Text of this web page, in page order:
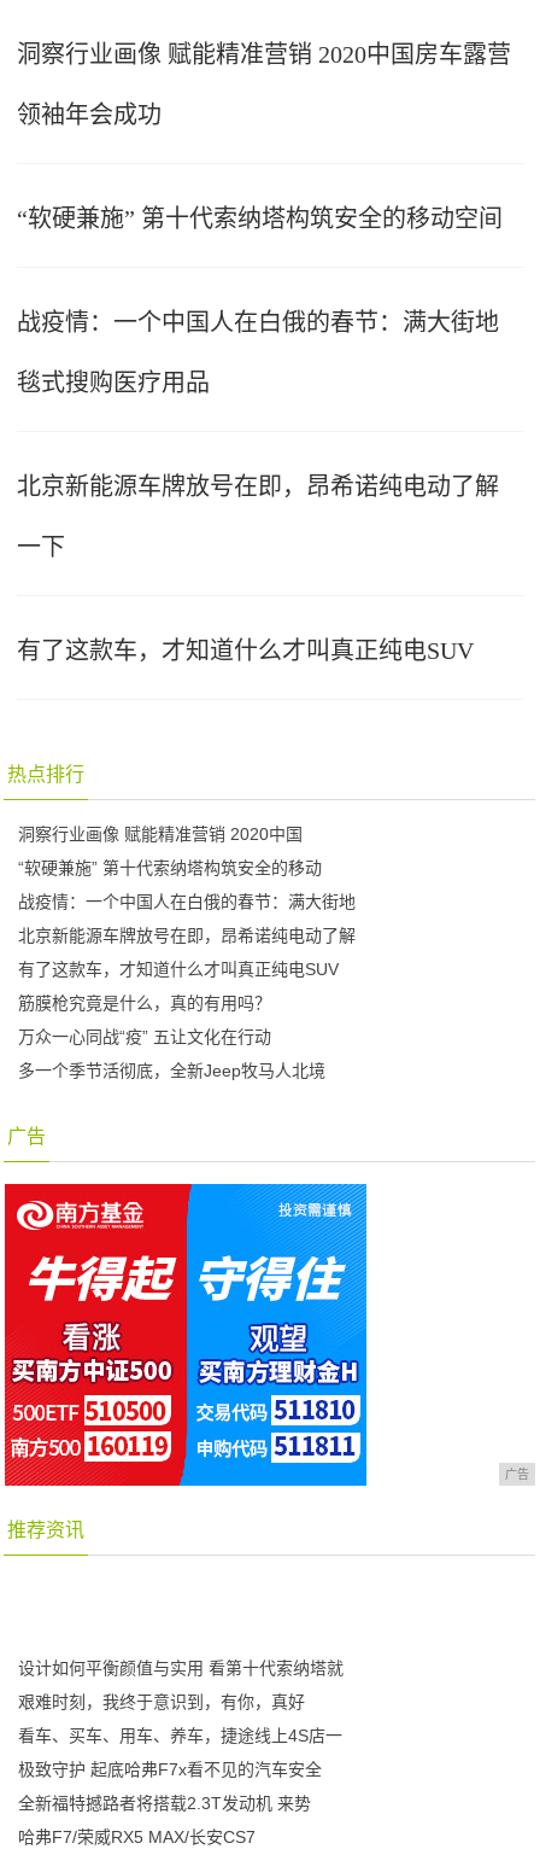
洞察行业画像 赋能精准营销 2020中国房车露营
领袖年会成功
“软硬兼施” 第十代索纳塔构筑安全的移动空间
战疫情：一个中国人在白俄的春节：满大街地
毯式搜购医疗用品
北京新能源车牌放号在即，昂希诺纯电动了解
一下
有了这款车，才知道什么才叫真正纯电SUV
热点排行
洞察行业画像 赋能精准营销 2020中国
“软硬兼施” 第十代索纳塔构筑安全的移动
战疫情：一个中国人在白俄的春节：满大街地
北京新能源车牌放号在即，昂希诺纯电动了解
有了这款车，才知道什么才叫真正纯电SUV
筋膜枪究竟是什么，真的有用吗？
万众一心同战“疫” 五让文化在行动
多一个季节活彻底，全新Jeep牧马人北境
广告
广告
推荐资讯
设计如何平衡颜值与实用 看第十代索纳塔就
艰难时刻，我终于意识到，有你，真好
看车、买车、用车、养车，捷途线上4S店一
极致守护 起底哈弗F7x看不见的汽车安全
全新福特撼路者将搭载2.3T发动机 来势
哈弗F7/荣威RX5 MAX/长安CS7